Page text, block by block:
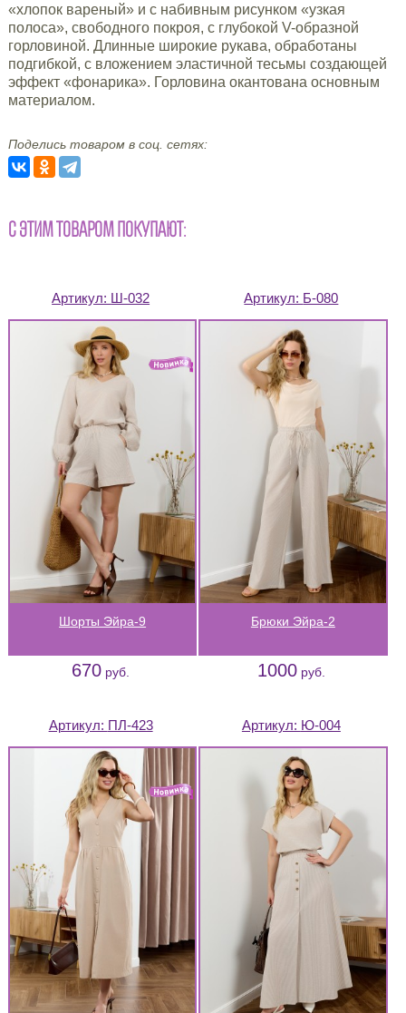
«хлопок вареный» и с набивным рисунком «узкая
полоса», свободного покроя, с глубокой V-образной
горловиной. Длинные широкие рукава, обработаны
подгибкой, с вложением эластичной тесьмы создающей
эффект «фонарика». Горловина окантована основным
материалом.
Поделись товаром в соц. сетях:
С ЭТИМ ТОВАРОМ ПОКУПАЮТ:
Артикул: Ш-032
Шорты Эйра-9
670 руб.
Артикул: Б-080
Брюки Эйра-2
1000руб.
Артикул: ПЛ-423 Артикул: Ю-004